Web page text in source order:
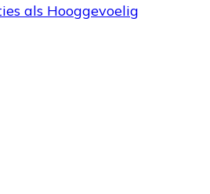
als Hooggevoelig